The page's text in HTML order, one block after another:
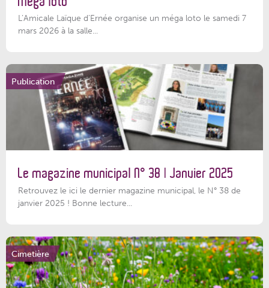
L’Amicale Laïque d’Ernée organise un méga loto le samedi 7
mars 2026 à la salle...
Publication
Le magazine municipal N° 38 | Janvier 2025
Retrouvez le ici le dernier magazine municipal, le N° 38 de
janvier 2025 ! Bonne lecture...
Cimetière